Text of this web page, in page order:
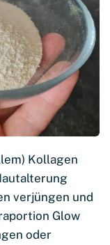
Kollagen
verjüngen und
Glow
oder